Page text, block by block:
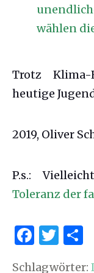
wählen
Trotz
heutige
2019, Oliver
P.s.:
Toleranz der
F
T
Schlagwörter: